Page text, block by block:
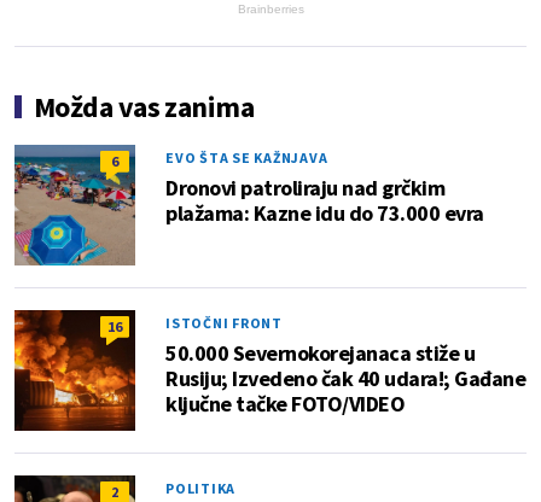
Brainberries
Možda vas zanima
6 EVO ŠTA SE KAŽNJAVA
Dronovi patroliraju nad grčkim
plažama: Kazne idu do 73.000 evra
16 ISTOČNI FRONT
50.000 Severnokorejanaca stiže u
Rusiju; Izvedeno čak 40 udara!; Gađane
ključne tačke FOTO/VIDEO
2 POLITIKA